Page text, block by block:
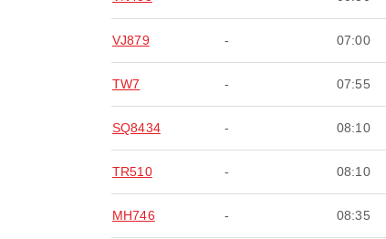
VJ879 - 07:00
TW7 - 07:55
SQ8434 - 08:10
TR510 - 08:10
MH746 - 08:35